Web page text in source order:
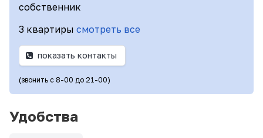
собственник
3 квартиры смотреть все
показать контакты
(звонить с 8-00 до 21-00)
Удобства